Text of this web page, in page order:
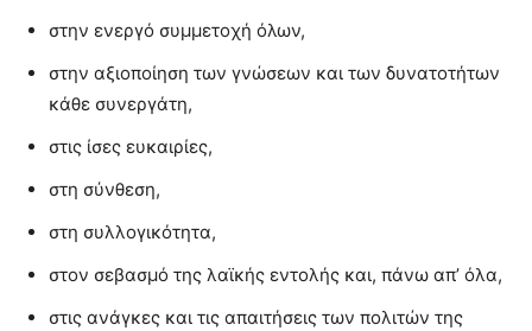
στην ενεργό συμμετοχή όλων,
στην αξιοποίηση των γνώσεων και των δυνατοτήτων
κάθε συνεργάτη,
στις ίσες ευκαιρίες,
στη σύνθεση,
στη συλλογικότητα,
στον σεβασμό της λαϊκής εντολής και, πάνω απ’ όλα,
στις ανάγκες και τις απαιτήσεις των πολιτών της